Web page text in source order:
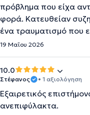
πρόβλημα που είχα
φορά. Κατευθείαν
ένα τραυματισμό που
19 Μαΐου 2026
10.0
Στέφανος • 1 αξιολόγηση
Εξαιρετικός
ανεπιφύλακτα.